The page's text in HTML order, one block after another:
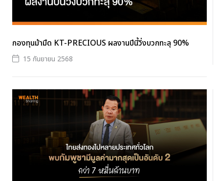
กองทุนม้ามืด KT-PRECIOUS ผลงานปีนี้วิ่งบวกทะลุ 90%
15 กันยายน 2568